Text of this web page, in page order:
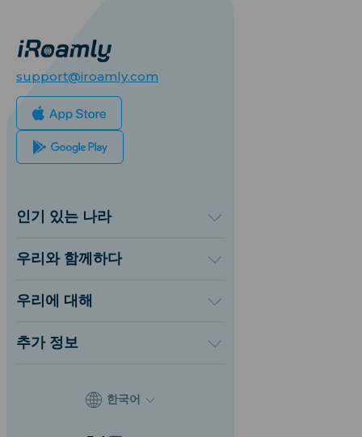
support@iroamly.com
인기 있는 나라
영국
터키
태국
이탈리아
인도
우리와 함께하다
추천하고 벌다
제휴 프로그램
우리에 대해
연락처
추가 정보
한국어